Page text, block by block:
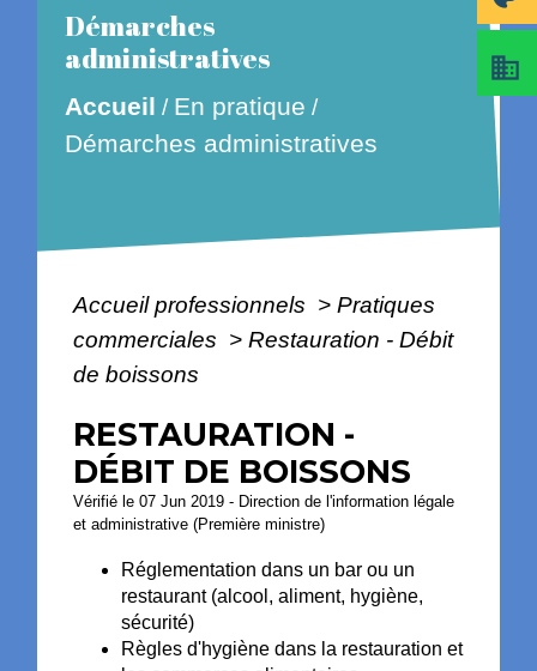
Démarches
administratives
Accueil / En pratique /
Démarches administratives
Accueil professionnels > Pratiques
commerciales > Restauration - Débit
de boissons
RESTAURATION -
DÉBIT DE BOISSONS
Vérifié le 07 Jun 2019 - Direction de l'information légale
et administrative (Première ministre)
Réglementation dans un bar ou un
restaurant (alcool, aliment, hygiène,
sécurité)
Règles d'hygiène dans la restauration et
business